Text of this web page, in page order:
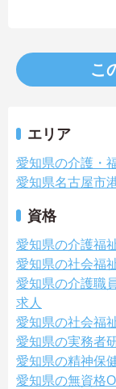
こ
エリア
愛知県の介護・
愛知県名古屋市
資格
愛知県の介護福
愛知県の社会福
愛知県の介護職
求人
愛知県の社会福
愛知県の実務者
愛知県の精神保
愛知県の無資格